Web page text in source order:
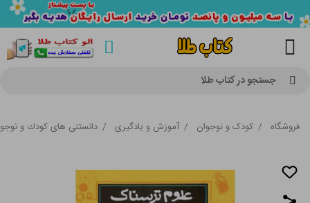
جستجو در کتاب طلا
فروشگاه / کودک و نوجوان / آموزش و یادگیری / دانستنی های كودك و